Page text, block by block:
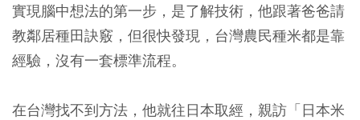
實現腦中想法的第一步，是了解技術，他跟著爸爸請
教鄰居種田訣竅，但很快發現，台灣農民種米都是靠
經驗，沒有一套標準流程。
在台灣找不到方法，他就往日本取經，親訪「日本米